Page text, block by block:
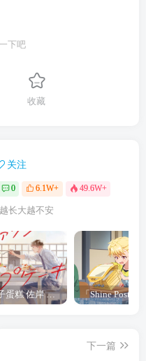
下吧
收藏
关注
0 6.1W+ 49.6W+
长大越不安
经典杯子蛋糕 佐岸 漫画「经典杯子蛋糕」宣布真人日剧化
下一篇